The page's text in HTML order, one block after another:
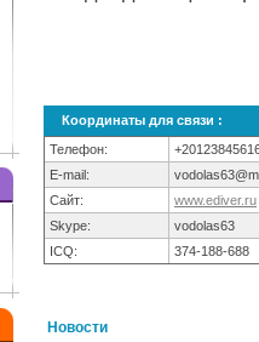
Координаты для связи :
Телефон:
E-mail:
Сайт:
www.ediver.ru
Skype:
vodolas63
ICQ:
374-188-688
Новости